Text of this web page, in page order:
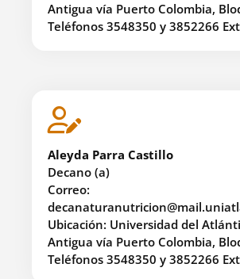
Antigua vía Puerto Colombia,
Teléfonos 3548350 y 3852266
Aleyda Parra Castillo
Decano (a)
Correo:
Ubicación: Universidad del
Antigua vía Puerto Colombia,
Teléfonos 3548350 y 3852266